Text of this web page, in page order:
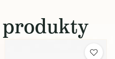
produkty